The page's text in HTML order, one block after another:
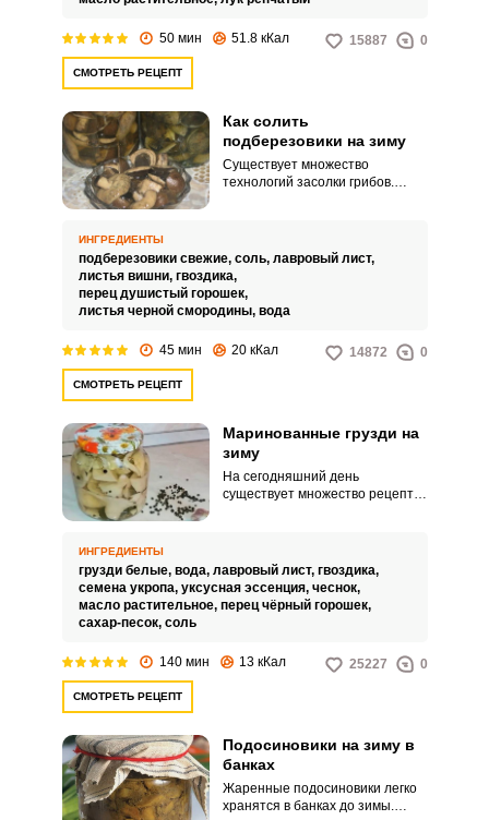
50 мин 51.8 кКал 15887 0
СМОТРЕТЬ РЕЦЕПТ
Как солить
подберезовики на зиму
Существует множество
технологий засолки грибов.
ИНГРЕДИЕНТЫ
подберезовики свежие, соль, лавровый лист,
листья вишни, гвоздика,
перец душистый горошек,
листья черной смородины, вода
45 мин 20 кКал 14872 0
СМОТРЕТЬ РЕЦЕПТ
Маринованные грузди на
зиму
На сегодняшний день
существует множество рецептов
ИНГРЕДИЕНТЫ
грузди белые, вода, лавровый лист, гвоздика,
семена укропа, уксусная эссенция, чеснок,
масло растительное, перец чёрный горошек,
сахар-песок, соль
140 мин 13 кКал 25227 0
СМОТРЕТЬ РЕЦЕПТ
Подосиновики на зиму в
банках
Жаренные подосиновики легко
хранятся в банках до зимы.